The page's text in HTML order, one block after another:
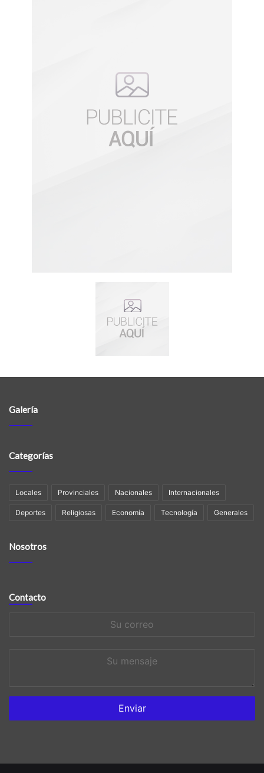
Galería
Categorías
Locales Provinciales Nacionales Internacionales
Deportes Religiosas Economía Tecnología Generales
Nosotros
Contacto